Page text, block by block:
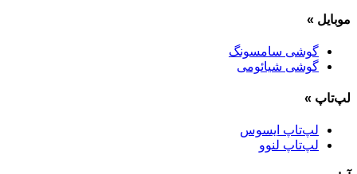
موبایل »
گوشی سامسونگ
گوشی شیائومی
لپ‌تاپ »
لپ‌تاپ ایسوس
لپ‌تاپ لنوو